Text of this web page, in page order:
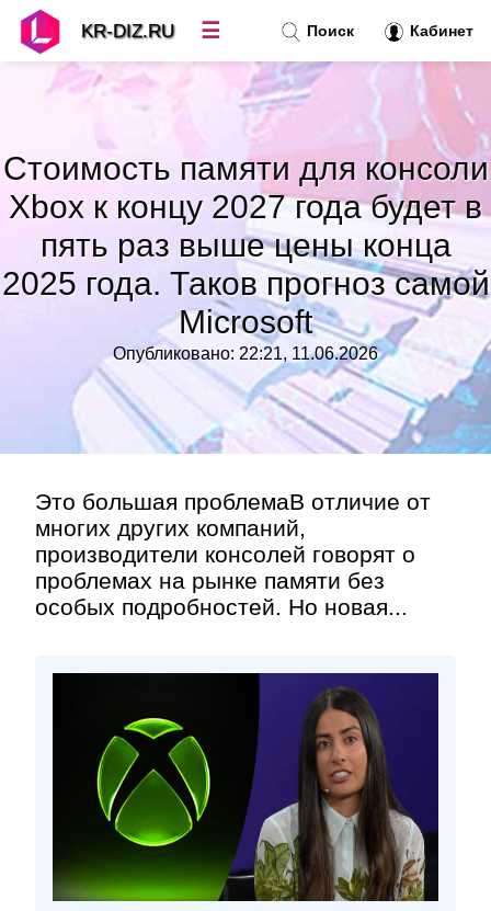
Стоимость памяти для консоли
Xbox к концу 2027 года будет в
пять раз выше цены конца
2025 года. Таков прогноз самой
Microsoft
Опубликовано: 22:21, 11.06.2026
Это большая проблемаВ отличие от
многих других компаний,
производители консолей говорят о
проблемах на рынке памяти без
особых подробностей. Но новая...
Поиск Кабинет
KR-DIZ.RU ☰
Топ новостей »
Рубрики »
Контакт»